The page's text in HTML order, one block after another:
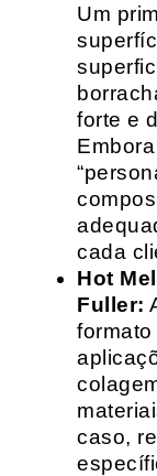
Um
forte e
cada
Hot
Fuller:
caso,